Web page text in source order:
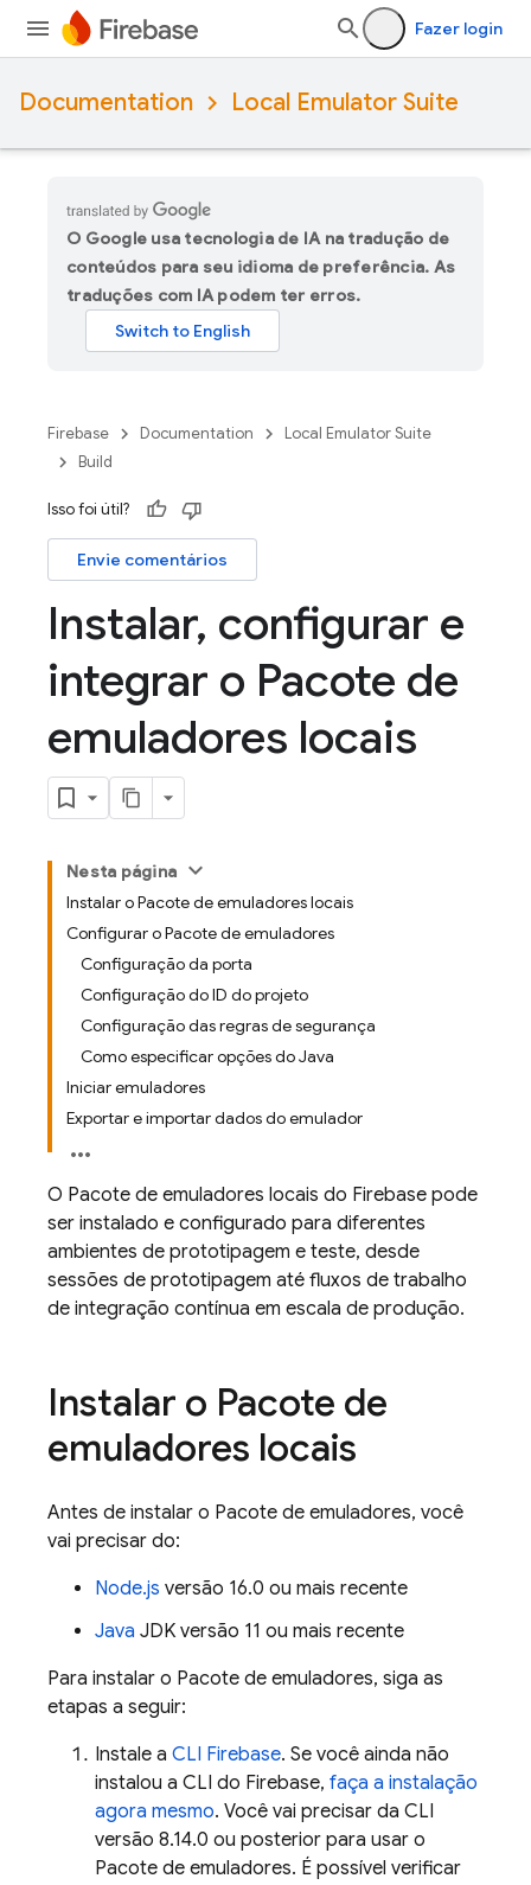
Fazer login
Documentation Local Emulator Suite
O Google usa tecnologia de IA na tradução de
conteúdos para seu idioma de preferência. As
traduções com IA podem ter erros.
Firebase Documentation
Local Emulator Suite
Build
Isso foi útil?
Envie comentários
Instalar, configurar e
integrar o Pacote de
emuladores locais
Nesta página
Instalar o Pacote de emuladores locais
Configurar o Pacote de emuladores
Configuração da porta
Configuração do ID do projeto
Configuração das regras de segurança
Como especificar opções do Java
Iniciar emuladores
Exportar e importar dados do emulador
O Pacote de emuladores locais do Firebase pode
ser instalado e configurado para diferentes
ambientes de prototipagem e teste, desde
sessões de prototipagem até fluxos de trabalho
de integração contínua em escala de produção.
Instalar o Pacote de
emuladores locais
Antes de instalar o Pacote de emuladores, você
vai precisar do:
Node.js versão 16.0 ou mais recente
Java JDK versão 11 ou mais recente
Para instalar o Pacote de emuladores, siga as
etapas a seguir:
Instale a CLI Firebase. Se você ainda não
instalou a CLI do Firebase, faça a instalação
agora mesmo. Você vai precisar da CLI
versão 8.14.0 ou posterior para usar o
Pacote de emuladores. É possível verificar